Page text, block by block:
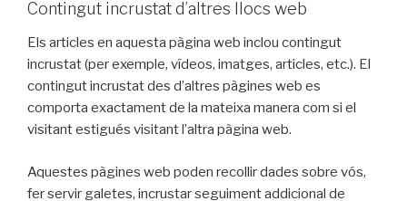
Contingut incrustat d’altres llocs web
Els articles en aquesta pàgina web inclou contingut
incrustat (per exemple, vídeos, imatges, articles, etc.). El
contingut incrustat des d’altres pàgines web es
comporta exactament de la mateixa manera com si el
visitant estigués visitant l’altra pàgina web.
Aquestes pàgines web poden recollir dades sobre vós,
fer servir galetes, incrustar seguiment addicional de